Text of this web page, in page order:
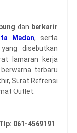
dan berkarir
Medan, serta
disebutkan
lamaran kerja
terbaru
Surat Refrensi
Outlet:
061-4569191